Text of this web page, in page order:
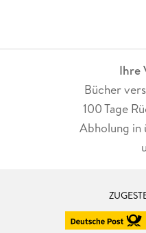
Ihre
Bücher
100 Tage
Abholung in